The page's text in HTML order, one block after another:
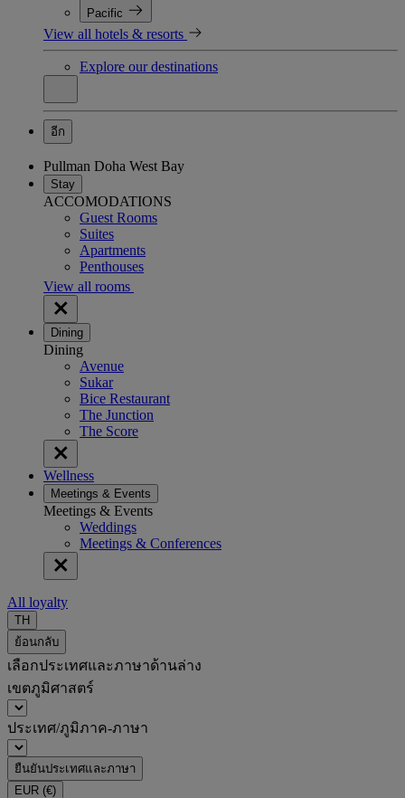
Pacific
View all hotels & resorts
Explore our destinations
อีก
Pullman Doha West Bay
Stay
ACCOMODATIONS
Guest Rooms
Suites
Apartments
Penthouses
View all rooms
Dining
Dining
Avenue
Sukar
Bice Restaurant
The Junction
The Score
Wellness
Meetings & Events
Meetings & Events
Weddings
Meetings & Conferences
All loyalty
TH
ย้อนกลับ
เลือกประเทศและภาษาด้านล่าง
เขตภูมิศาสตร์
ประเทศ/ภูมิภาค-ภาษา
ยืนยันประเทศและภาษา
EUR (€)